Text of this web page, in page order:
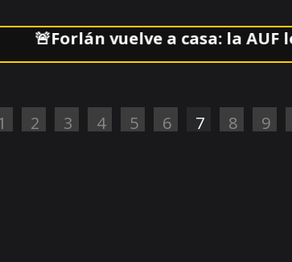
🚨Forlán vuelve a casa: la AUF lo
1 2 3 4 5 6 7 8 9